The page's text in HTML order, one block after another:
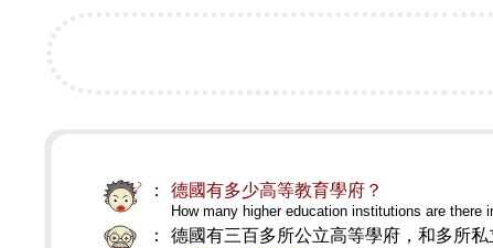
：
德國有多少高等教育學府？
How many higher education institutions are there
： 德國有三百多所公立高等學府，和多所